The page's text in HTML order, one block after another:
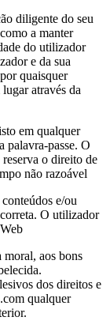
diligente do seu
a manter
do utilizador
e da sua
quaisquer
através da
em qualquer
palavra-passe. O
o direito de
não razoável
e/ou
O utilizador
moral, aos bons
dos direitos e
qualquer